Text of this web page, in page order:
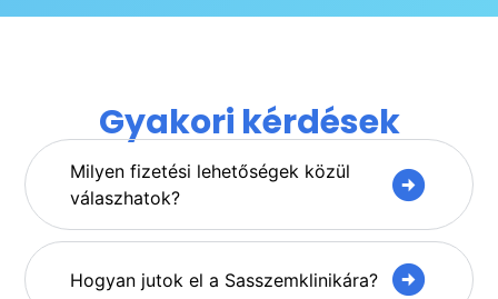
Gyakori kérdések
Milyen fizetési lehetőségek közül
válaszhatok?
Hogyan jutok el a Sasszemklinikára?